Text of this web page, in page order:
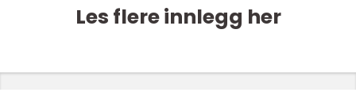
Les flere innlegg her